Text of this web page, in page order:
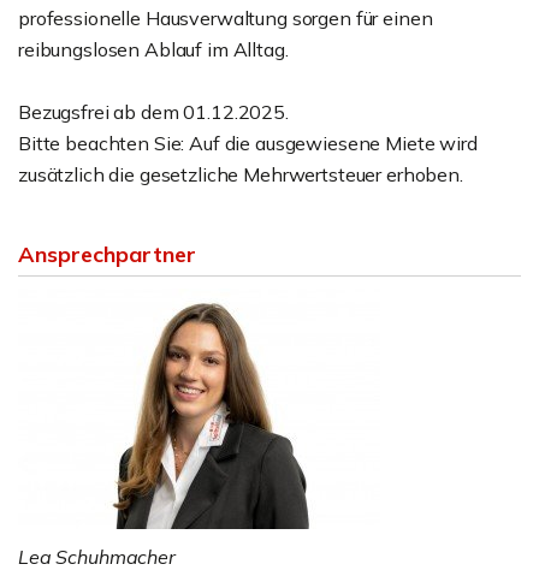
professionelle Hausverwaltung sorgen für einen
reibungslosen Ablauf im Alltag.
Bezugsfrei ab dem 01.12.2025.
Bitte beachten Sie: Auf die ausgewiesene Miete wird
zusätzlich die gesetzliche Mehrwertsteuer erhoben.
Ansprechpartner
Lea Schuhmacher